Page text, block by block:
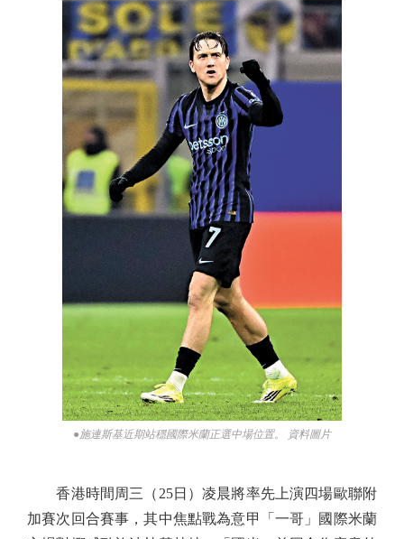
●施連斯基近期站穩國際米蘭正選中場位置。 資料圖片
香港時間周三（25日）凌晨將率先上演四場歐聯附
加賽次回合賽事，其中焦點戰為意甲「一哥」國際米蘭